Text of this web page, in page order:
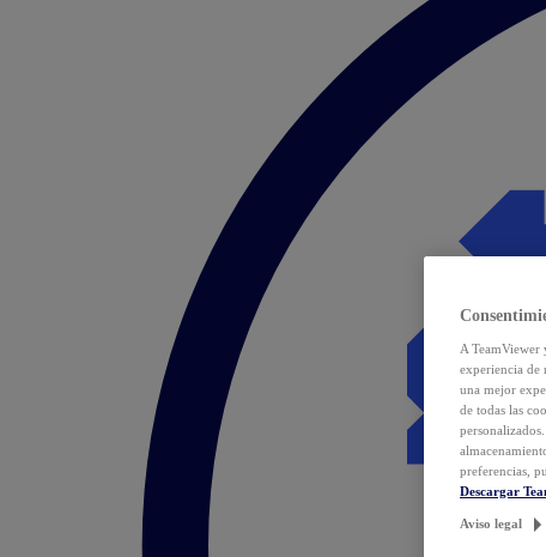
A TeamViewer
experiencia de
una mejor
de todas las
preferencias,
Descargar
Aviso legal